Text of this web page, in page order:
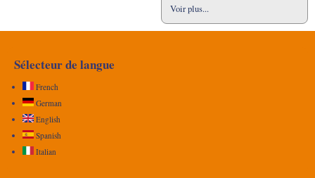
Voir plus...
Sélecteur de langue
French
German
English
Spanish
Italian